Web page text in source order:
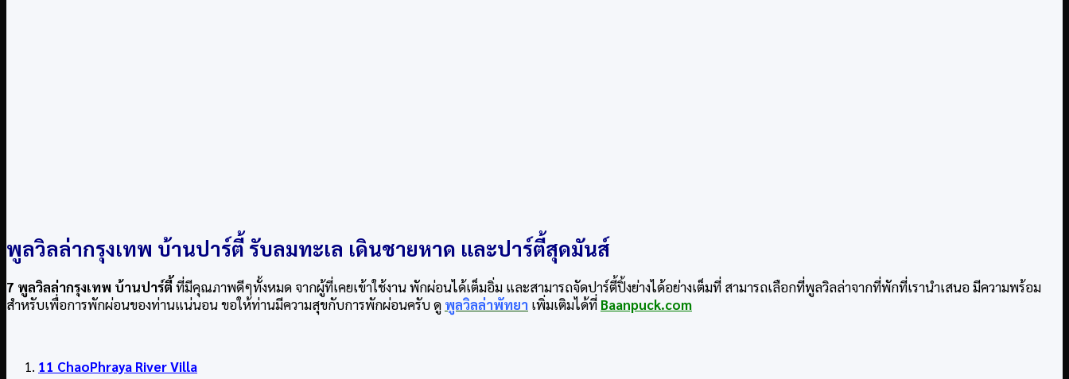
พูลวิลล่ากรุงเทพ บ้านปาร์ตี้ รับลมทะเล เดินชายหาด และปาร์ตี้สุดมันส์
7 พูลวิลล่ากรุงเทพ บ้านปาร์ตี้ที่มีคุณภาพดีๆทั้งหมด จากผู้ที่เคยเข้าใช้งาน พักผ่อนได้เต็มอิ่ม และสามารถจัดปาร์ตี้ปิ้งย่างได้อย่างเต็มที่ สามารถเลือกที่พูลวิลล่าจากที่พักที่เรานำเสนอ มีความพร้อม
สำหรับเพื่อการพักผ่อนของท่านแน่นอน ขอให้ท่านมีความสุขกับการพักผ่อนครับ ดู พูลวิลล่าพัทยา เพิ่มเติมได้ที่ Baanpuck.com
11 ChaoPhraya River Villa